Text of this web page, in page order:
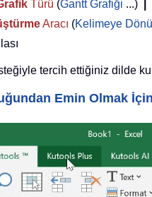
Türü (Gantt Grafiği ...)
Aracı (Kelimeye
tercih ettiğiniz dilde
Emin Olmak